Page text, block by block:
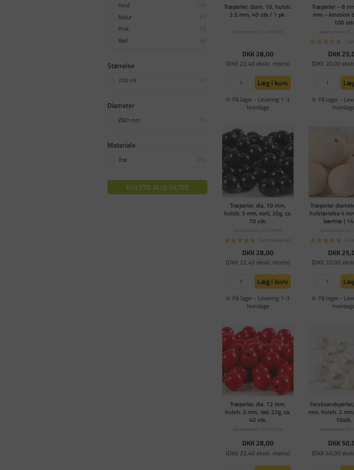
Hvid ( 12 )
Natur ( 1 )
Pink ( 1 )
Rød (4)
Størrelse
700 ml ( 1 )
Diameter
Ø80 mm ( 1 )
Materiale
Træ ( 71 )
NULSTIL ALLE FILTRE
Træperler, diam. 10, hulstr.
2.5 mm, 40 stk./ 1 pk.
Varenummer: CC-5706501
DKK 28,00
(DKK 22,40 ekskl. moms)
Læg i kurv
På lager - Levering 1-3
hverdage
Træperler – 8
mm –
100 stk
Varenummer: CC-
1
DKK
(DKK 20,00
På lager -
Træperler, dia. 10 mm,
hulstr. 3 mm, sort, 20g, ca.
70 stk.
Varenummer: CC-570595
3 anmeldelser
DKK 28,00
(DKK 22,40 ekskl. moms)
Læg i kurv
På lager - Levering 1-3
hverdage
Træperler
hulstørrelse 4
bærtræ |
Varenummer: CC-
3
DKK
(DKK 20,00
På lager -
Træperler, dia. 12 mm,
hulstr. 3 mm, rød, 22g, ca.
40 stk.
Varenummer: CC-570414
DKK 28,00
(DKK 22,40 ekskl. moms)
mm, hulstr. 2
10stk.
Varenummer:
DKK
(DKK 40,00